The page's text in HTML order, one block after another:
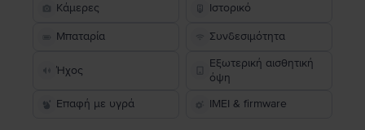
Κάμερες
Ιστορικό
Μπαταρία Συνδεσιμότητα
Ήχος
Εξωτερική αισθητική
όψη
Επαφή με υγρά
IMEI & firmware